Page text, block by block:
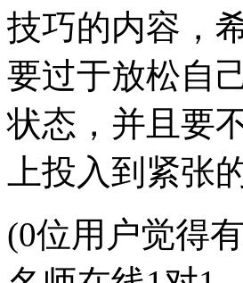
技巧的内容，
要过于放松自
状态，并且要
上投入到紧张
(0位用户觉得